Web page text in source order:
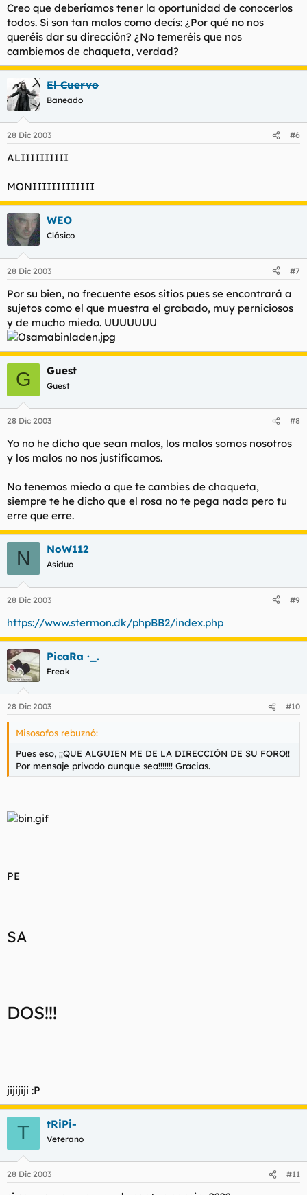
Creo que deberíamos tener la oportunidad de conocerlos
todos. Si son tan malos como decís: ¿Por qué no nos
queréis dar su dirección? ¿No temeréis que nos
cambiemos de chaqueta, verdad?
El Cuervo
Baneado
28 Dic 2003 #6
ALIIIIIIIIII
MONIIIIIIIIIIIII
WEO
Clásico
28 Dic 2003 #7
Por su bien, no frecuente esos sitios pues se encontrará a
sujetos como el que muestra el grabado, muy perniciosos
y de mucho miedo. UUUUUUU
G Guest
Guest
28 Dic 2003 #8
Yo no he dicho que sean malos, los malos somos nosotros
y los malos no nos justificamos.
No tenemos miedo a que te cambies de chaqueta,
siempre te he dicho que el rosa no te pega nada pero tu
erre que erre.
N NoW112
Asiduo
28 Dic 2003 #9
https://www.stermon.dk/phpBB2/index.php
PicaRa ·_.
Freak
28 Dic 2003 #10
Misosofos rebuznó:
Pues eso, ¡¡QUE ALGUIEN ME DE LA DIRECCIÓN DE SU FORO!!
Por mensaje privado aunque sea!!!!!!! Gracias.
PE
SA
DOS!!!
jijijiji :P
T tRiPi-
Veterano
28 Dic 2003 #11